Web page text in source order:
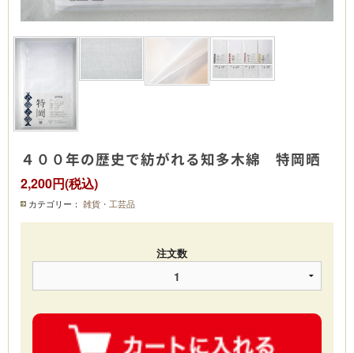
４００年の歴史で紡がれる知多木綿 特岡晒
2,200円(税込)
カテゴリー： 雑貨・工芸品
注文数